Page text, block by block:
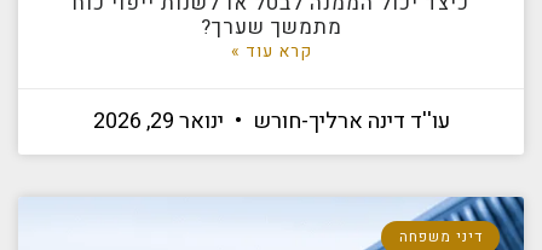
מתמשך שערך?
קרא עוד »
עו''ד דינה ארליך-חורש ינואר 29, 2026
דיני משפחה